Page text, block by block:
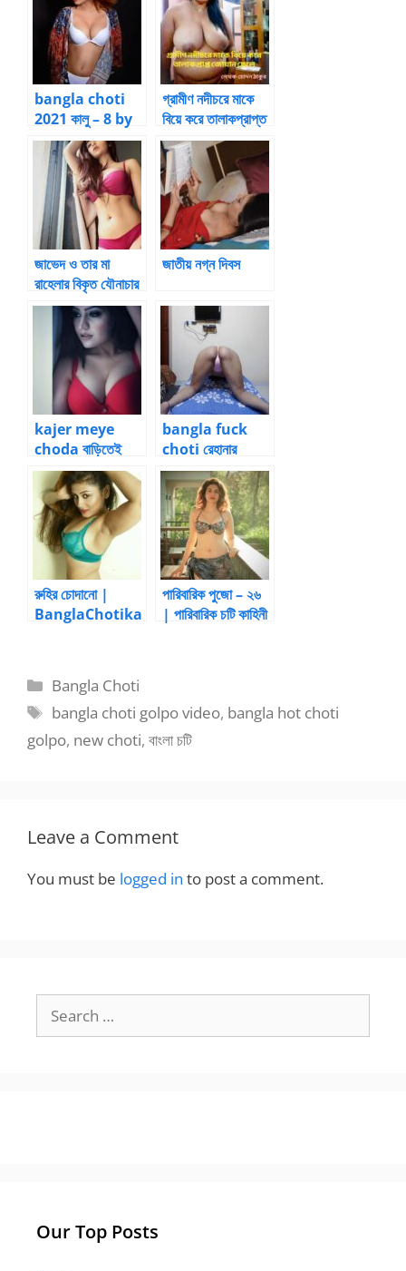
bangla choti
2021 কালু – 8 by
puppyboy
গ্রামীণ নদীচরে মাকে
বিয়ে করে তালাকপ্রাপ্ত
জোয়ান ছেলে (পর্ব-৭) –
মা-ছেলের চুদার গল্প
জাভেদ ও তার মা
রাহেলার বিকৃত যৌনাচার
জাতীয় নগ্ন দিবস
kajer meye
choda বাড়িতেই
চোদনখানা – 3 by
munijaan07
bangla fuck
choti রেহানার
চোদনলোভ – 3
রুহির চোদানো |
BanglaChotika
পারিবারিক পুজো – ২৬
| পারিবারিক চটি কাহিনী
Categories
Bangla Choti
Tags
bangla choti golpo video, bangla hot choti
golpo, new choti, বাংলা চটি
Leave a Comment
You must be logged in to post a comment.
for:
Our Top Posts